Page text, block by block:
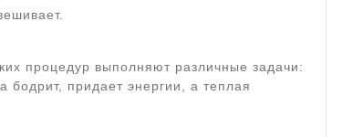
процедур выполняют различные задачи:
придает энергии, а теплая